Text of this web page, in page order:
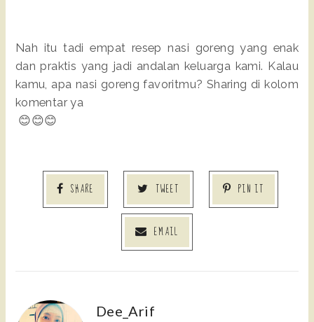
Nah itu tadi empat resep nasi goreng yang enak
dan praktis yang jadi andalan keluarga kami. Kalau
kamu, apa nasi goreng favoritmu? Sharing di kolom
komentar ya
😊😊😊
SHARE TWEET PIN IT
EMAIL
Dee_Arif